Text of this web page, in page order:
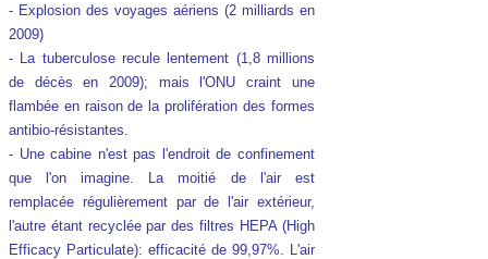
- Explosion des voyages aériens (2 milliards en
2009)
- La tuberculose recule lentement (1,8 millions
de décès en 2009); mais l'ONU craint une
flambée en raison de la prolifération des formes
antibio-résistantes.
- Une cabine n'est pas l'endroit de confinement
que l'on imagine. La moitié de l'air est
remplacée régulièrement par de l'air extérieur,
l'autre étant recyclée par des filtres HEPA (High
Efficacy Particulate): efficacité de 99,97%. L'air